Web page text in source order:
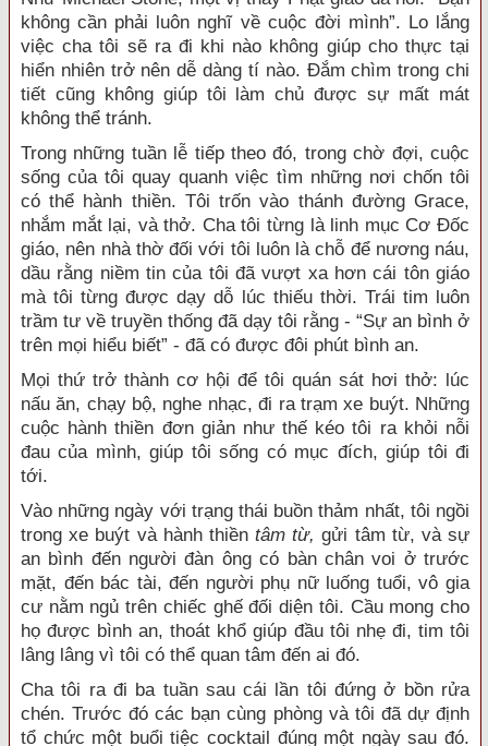
không cần phải luôn nghĩ về cuộc đời mình”. Lo lắng
việc cha tôi sẽ ra đi khi nào không giúp cho thực tại
hiển nhiên trở nên dễ dàng tí nào. Đắm chìm trong chi
tiết cũng không giúp tôi làm chủ được sự mất mát
không thể tránh.
Trong những tuần lễ tiếp theo đó, trong chờ đợi, cuộc
sống của tôi quay quanh việc tìm những nơi chốn tôi
có thể hành thiền. Tôi trốn vào thánh đường Grace,
nhắm mắt lại, và thở. Cha tôi từng là linh mục Cơ Đốc
giáo, nên nhà thờ đối với tôi luôn là chỗ để nương náu,
dầu rằng niềm tin của tôi đã vượt xa hơn cái tôn giáo
mà tôi từng được dạy dỗ lúc thiếu thời. Trái tim luôn
trầm tư về truyền thống đã dạy tôi rằng - “Sự an bình ở
trên mọi hiểu biết” - đã có được đôi phút bình an.
Mọi thứ trở thành cơ hội để tôi quán sát hơi thở: lúc
nấu ăn, chạy bộ, nghe nhạc, đi ra trạm xe buýt. Những
cuộc hành thiền đơn giản như thế kéo tôi ra khỏi nỗi
đau của mình, giúp tôi sống có mục đích, giúp tôi đi
tới.
Vào những ngày với trạng thái buồn thảm nhất, tôi ngồi
trong xe buýt và hành thiền tâm từ,gửi tâm từ, và sự
an bình đến người đàn ông có bàn chân voi ở trước
mặt, đến bác tài, đến người phụ nữ luống tuổi, vô gia
cư nằm ngủ trên chiếc ghế đối diện tôi. Cầu mong cho
họ được bình an, thoát khổ giúp đầu tôi nhẹ đi, tim tôi
lâng lâng vì tôi có thể quan tâm đến ai đó.
Cha tôi ra đi ba tuần sau cái lần tôi đứng ở bồn rửa
chén. Trước đó các bạn cùng phòng và tôi đã dự định
tổ chức một buổi tiệc cocktail đúng một ngày sau đó.